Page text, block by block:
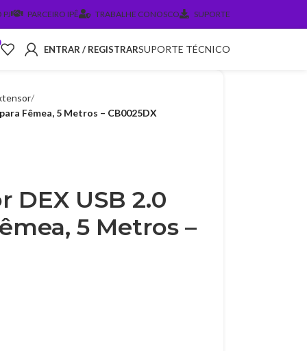
PJ PARCEIRO IPÊ TRABALHE CONOSCO SUPORTE
ENTRAR / REGISTRARSUPORTE TÉCNICO
Fêmea, 5 Metros – CB0025DX
DEX USB 2.0
5 Metros –